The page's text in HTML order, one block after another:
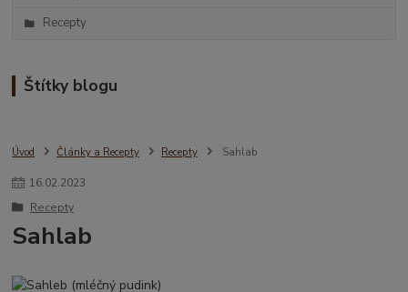
Recepty
Štítky blogu
Úvod Články a Recepty Recepty Sahlab
16.02.2023
Recepty
Sahlab